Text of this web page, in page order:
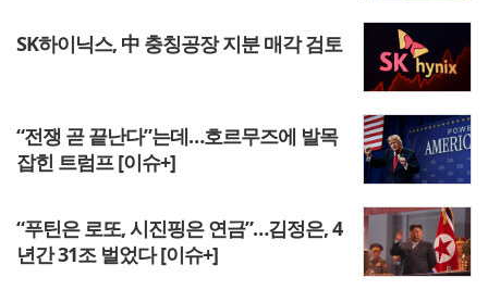
SK하이닉스, 中 충칭공장 지분 매각 검토
“전쟁 곧 끝난다”는데…호르무즈에 발목
잡힌 트럼프 [이슈+]
“푸틴은 로또, 시진핑은 연금”…김정은, 4
년간 31조 벌었다 [이슈+]